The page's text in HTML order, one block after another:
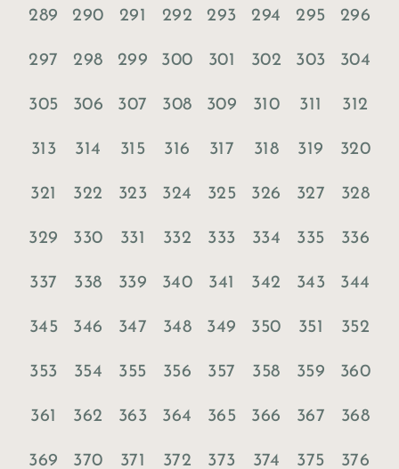
289 290 291 292 293 294 295 296
297 298 299 300 301 302 303 304
305 306 307 308 309 310 311 312
313 314 315 316 317 318 319 320
321 322 323 324 325 326 327 328
329 330 331 332 333 334 335 336
337 338 339 340 341 342 343 344
345 346 347 348 349 350 351 352
353 354 355 356 357 358 359 360
361 362 363 364 365 366 367 368
369 370 371 372 373 374 375 376